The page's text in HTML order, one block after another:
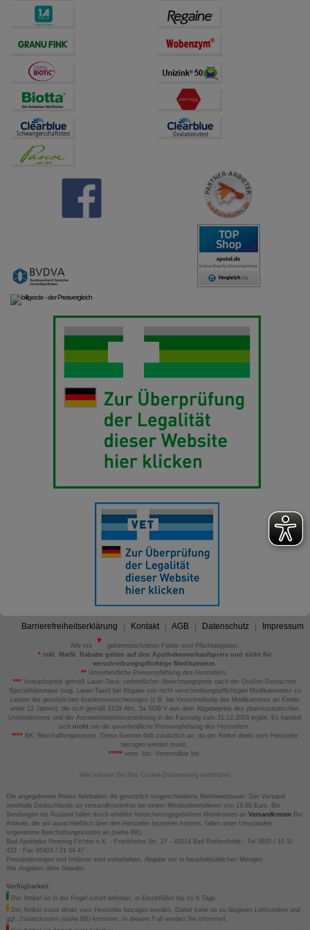
Barrierefreiheitserklärung Kontakt AGB Datenschutz Impressum
Alle mit
gekennzeichneten Felder sind Pflichtangaben.
*inkl. MwSt. Rabatte gelten auf den Apothekenverkaufspreis und nicht für
verschreibungspflichtige Medikamente.
** Unverbindliche Preisempfehlung des Herstellers.
*** Verkaufspreis gemäß Lauer-Taxe; verbindlicher Abrechnungspreis nach der Großen Deutschen
Spezialitätentaxe (sog. Lauer-Taxe) bei Abgabe von nicht verschreibungspflichtigen Medikamenten zu
Lasten der gesetzlichen Krankenversicherungen (z.B. bei Verschreibung des Medikaments an Kinder
unter 12 Jahren), die sich gemäß §129 Abs. 5a SGB V aus dem Abgabepreis des pharmazeutischen
Unternehmens und der Arzneimittelpreisverordnung in der Fassung zum 31.12.2003 ergibt. Es handelt
sich nicht um die unverbindliche Preisempfehlung des Herstellers.
****BK: Beschaffungskosten. Diese Summe fällt zusätzlich an, da der Artikel direkt vom Hersteller
bezogen werden muss.
*****verw. bis: Verwendbar bis.
Hier können Sie Ihre Cookie-Zustimmung widerrufen
Die angegebenen Preise beinhalten die gesetzlich vorgeschriebene Mehrwertsteuer. Der Versand
innerhalb Deutschlands ist versandkostenfrei bei einem Mindestbestellwert von 13,99 Euro. Bei
Sendungen ins Ausland fallen durch erhöhte Versicherungsgebühren Mehrkosten an VersandkostenBei
Artikeln, die wir ausschließlich über den Hersteller beziehen können, fallen unter Umständen
sogenannte Beschaffungskosten an (siehe BK).
Bad Apotheke Henning Fichter e.K. - Frankfurter Str. 27 - 49214 Bad Rothenfelde - Tel 0800 / 10 11
422 - Fax 05424 / 21 64 47
Preisänderungen und Irrtümer sind vorbehalten. Abgabe nur in haushaltsüblichen Mengen.
Alle Angaben ohne Gewähr.
Verfügbarkeit:
Der Artikel ist in der Regel sofort lieferbar, in Einzelfällen bis zu 6 Tage.
Der Artikel muss direkt vom Hersteller bezogen werden. Daher kann es zu längeren Lieferzeiten und
ggf. Zusatzkosten (siehe BK) kommen. In diesem Fall werden Sie informiert.